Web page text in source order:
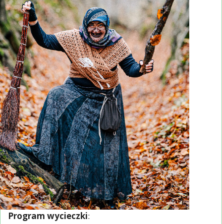
Program wycieczki: